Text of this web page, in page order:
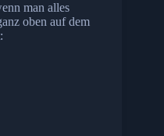
man alles
oben auf dem